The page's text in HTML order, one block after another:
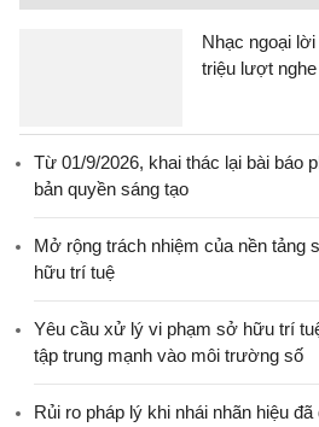
Nhạc ngoại
triệu lượt
Từ 01/9/2026, khai thác lại bài báo
bản quyền sáng tạo
Mở rộng trách nhiệm của nền tảng
hữu trí tuệ
Yêu cầu xử lý vi phạm sở hữu trí
tập trung mạnh vào môi trường số
Rủi ro pháp lý khi nhái nhãn hiệu